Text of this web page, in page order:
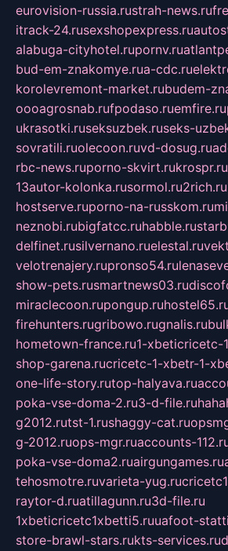
eurovision-russia.rustrah-news.ru
itrack-24.rusexshopexpress.ru
alabuga-cityhotel.rupornv.ru
bud-em-znakomye.rua-cdc.ru
korolevremont-market.rubudem-
oooagrosnab.rufpodaso.ruemfire.ru
ukrasotki.ruseksuzbek.ruseks-
sovratili.ruolecoon.ruvd-dosug.ru
rbc-news.ruporno-skvirt.rukrospr.ru
13autor-kolonka.rusormol.ru2rich.ru
hostserve.ruporno-na-russkom.ru
neznobi.rubigfatcc.ruhabble.ru
delfinet.rusilvernano.ruelestal.ru
velotrenajery.rupronso54.ru
show-pets.rusmartnews03.ru
miraclecoon.rupongup.ru
firehunters.rugribowo.rugnalis.ru
hometown-france.ru1-xbeticricetc-
shop-garena.rucricetc-1-xbetr-1-
one-life-story.rutop-halyava.ru
poka-vse-doma-2.ru3-d-file.ru
g2012.rutst-1.rushaggy-cat.ru
g-2012.ruops-mgr.ruaccounts-
poka-vse-doma2.ruairgungames.ru
tehosmotre.ruvarieta-yug.ru
raytor-d.ruatillagunn.ru3d-file.ru
1xbeticricetc1xbetti5.ruuafoot-
store-brawl-stars.rukts-services.ru